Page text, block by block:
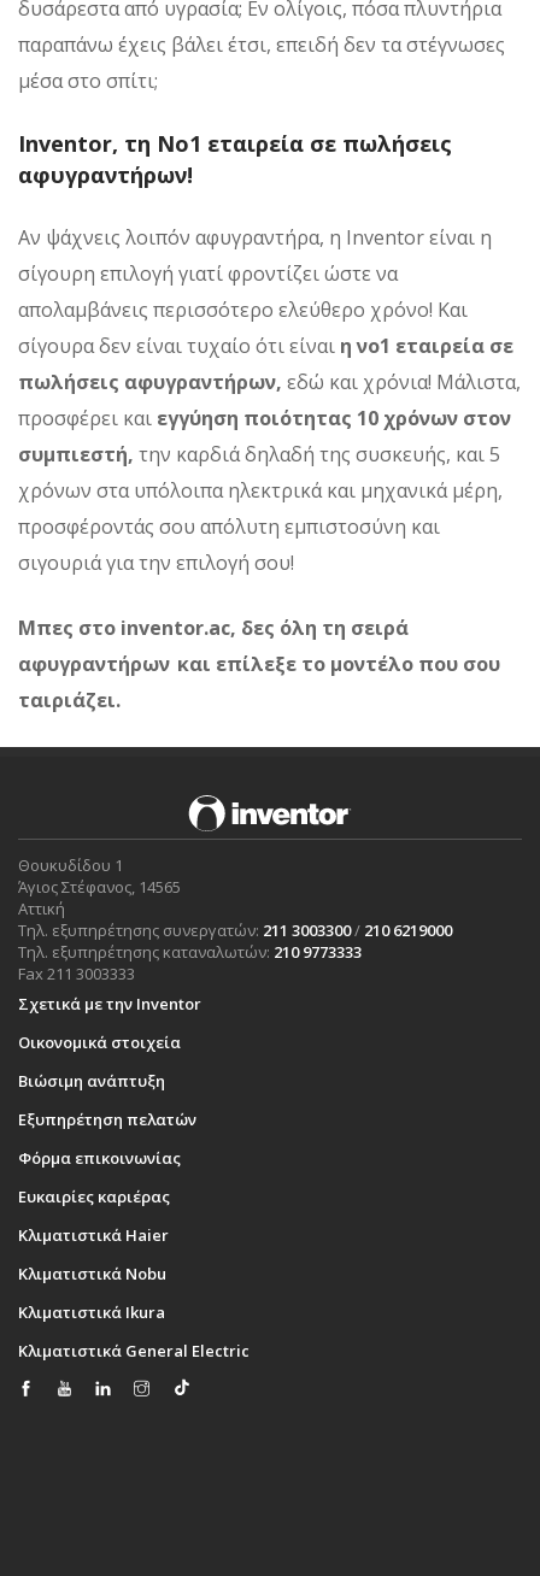
δυσάρεστα από υγρασία; Εν ολίγοις, πόσα πλυντήρια
παραπάνω έχεις βάλει έτσι, επειδή δεν τα στέγνωσες
μέσα στο σπίτι;
Inventor, τη No1 εταιρεία σε πωλήσεις
αφυγραντήρων!
Αν ψάχνεις λοιπόν αφυγραντήρα, η Inventor είναι η
σίγουρη επιλογή γιατί φροντίζει ώστε να
απολαμβάνεις περισσότερο ελεύθερο χρόνο! Και
σίγουρα δεν είναι τυχαίο ότι είναι η νο1 εταιρεία σε
πωλήσεις αφυγραντήρων, εδώ και χρόνια! Μάλιστα,
προσφέρει και εγγύηση ποιότητας 10 χρόνων στον
συμπιεστή, την καρδιά δηλαδή της συσκευής, και 5
χρόνων στα υπόλοιπα ηλεκτρικά και μηχανικά μέρη,
προσφέροντάς σου απόλυτη εμπιστοσύνη και
σιγουριά για την επιλογή σου!
Μπες στο inventor.ac, δες όλη τη σειρά
αφυγραντήρων και επίλεξε το μοντέλο που σου
ταιριάζει.
Θουκυδίδου 1
Άγιος Στέφανος, 14565
Αττική
Τηλ. εξυπηρέτησης συνεργατών: 211 3003300/ 210 6219000
Τηλ. εξυπηρέτησης καταναλωτών: 210 9773333
Fax 211 3003333
Σχετικά με την Inventor
Οικονομικά στοιχεία
Βιώσιμη ανάπτυξη
Εξυπηρέτηση πελατών
Φόρμα επικοινωνίας
Ευκαιρίες καριέρας
Κλιματιστικά Haier
Κλιματιστικά Nobu
Κλιματιστικά Ikura
Κλιματιστικά General Electric